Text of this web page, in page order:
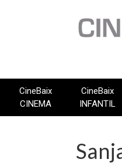
CineBaix
CINEMA
CineBaix
INFANTIL